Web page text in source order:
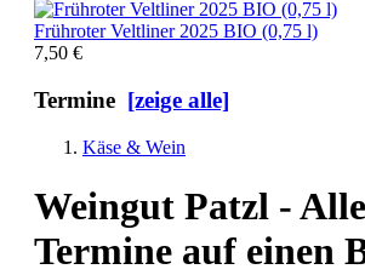
Frühroter Veltliner 2025 BIO (0,75 l)
7,50 €
Termine [zeige alle]
Käse & Wein
Weingut Patzl - Alle
Termine auf einen